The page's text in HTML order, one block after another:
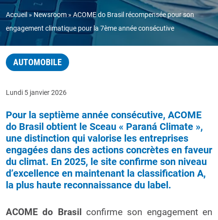
Accueil Newsroom
ACOME do Brasil récompensée pour son
engagement climatique pour la 7ème année consécutive
AUTOMOBILE
Lundi 5 janvier 2026
Pour la septième année consécutive, ACOME
do Brasil obtient le Sceau « Paraná Climate »,
une distinction qui valorise les entreprises
engagées dans des actions concrètes en faveur
du climat. En 2025, le site confirme son niveau
d’excellence en maintenant la classification A,
la plus haute reconnaissance du label.
ACOME do Brasil
confirme son engagement en